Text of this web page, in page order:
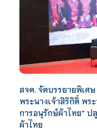
สจด. จัดบรรยายพิเศ
พระนางเจ้าสิริกิติ์ พ
การอนุรักษ์ผ้าไทย”
ผ้าไทย